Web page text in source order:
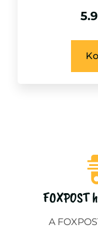
FOXPOST
A